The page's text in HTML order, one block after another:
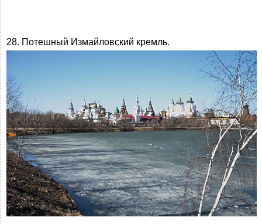
28. Потешный Измайловский кремль.